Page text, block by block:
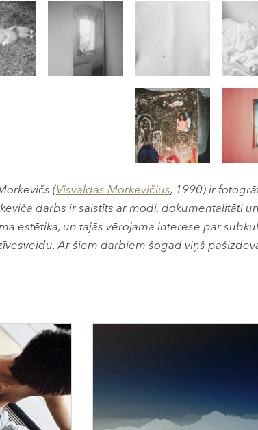
(Visvaldas Morkevičius, 1990) ir
darbs ir saistīts ar modi, dokumentalitāti
estētika, un tajās vērojama interese par
Ar šiem darbiem šogad viņš